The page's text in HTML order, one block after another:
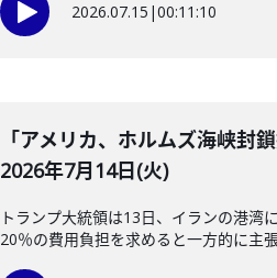
2026.07.15 |00:11:10
「アメリカ、ホルムズ海峡封
2026年7月14日(火)
トランプ大統領は13日、イランの港湾
20％の費用負担を求めると一方的に主